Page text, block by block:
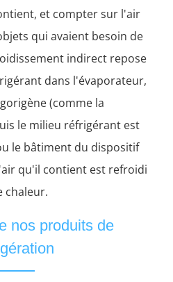
et compter sur l'air
qui avaient besoin de
indirect repose
dans l'évaporateur,
(comme la
le milieu réfrigérant est
le bâtiment du dispositif
qu'il contient est refroidi
chaleur.
nos produits de